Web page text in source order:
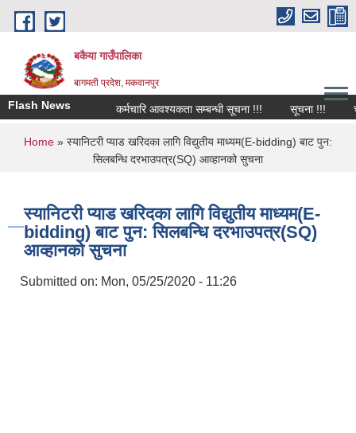
Skip to main content
बकैया गाउँपालिका
बागमती प्रदेश, मकवानपुर
Flash News कर्मचारि आवश्यकता सम्बन्धी सूचना !!! सूचना !!!
You are here
Home » स्यानिटरी प्याड खरिदका लागि विद्युतीय माध्यम(E-bidding) बाट पुन:
सिलबन्धि दरभाउपत्र(SQ) आव्हानको सुचना
स्यानिटरी प्याड खरिदका लागि विद्युतीय माध्यम(E-
bidding) बाट पुन: सिलबन्धि दरभाउपत्र(SQ)
आव्हानको सुचना
Submitted on: Mon, 05/25/2020 - 11:26